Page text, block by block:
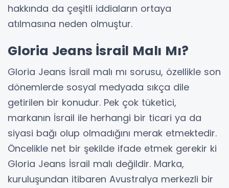
hakkında da çeşitli iddiaların ortaya
atılmasına neden olmuştur.
Gloria Jeans İsrail Malı Mı?
Gloria Jeans İsrail malı mı sorusu, özellikle son
dönemlerde sosyal medyada sıkça dile
getirilen bir konudur. Pek çok tüketici,
markanın İsrail ile herhangi bir ticari ya da
siyasi bağı olup olmadığını merak etmektedir.
Öncelikle net bir şekilde ifade etmek gerekir ki
Gloria Jeans İsrail malı değildir. Marka,
kuruluşundan itibaren Avustralya merkezli bir